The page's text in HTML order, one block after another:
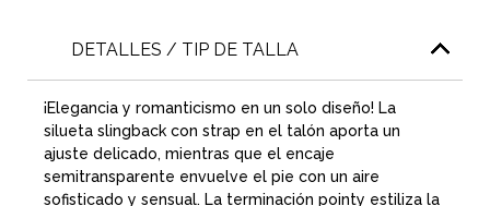
DETALLES / TIP DE TALLA
¡Elegancia y romanticismo en un solo diseño! La
silueta slingback con strap en el talón aporta un
ajuste delicado, mientras que el encaje
semitransparente envuelve el pie con un aire
sofisticado y sensual. La terminación pointy estiliza la